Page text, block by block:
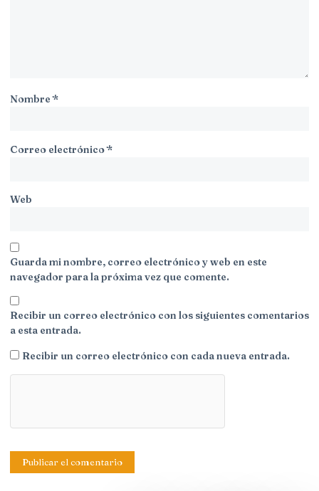
Nombre*
Correo electrónico*
Web
Guarda mi nombre, correo electrónico y web en este
navegador para la próxima vez que comente.
Recibir un correo electrónico con los siguientes comentarios
a esta entrada.
Recibir un correo electrónico con cada nueva entrada.